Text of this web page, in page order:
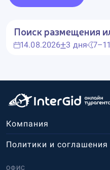
Поиск размещения
14.08.2026 3 дня 7–11
Компания
ОФИС
Политики и соглашения